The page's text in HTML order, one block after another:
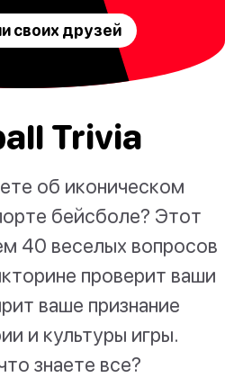
своих друзей
Trivia
об иконическом
бейсболе? Этот
40 веселых вопросов
проверит ваши
ваше признание
и культуры игры.
знаете все?